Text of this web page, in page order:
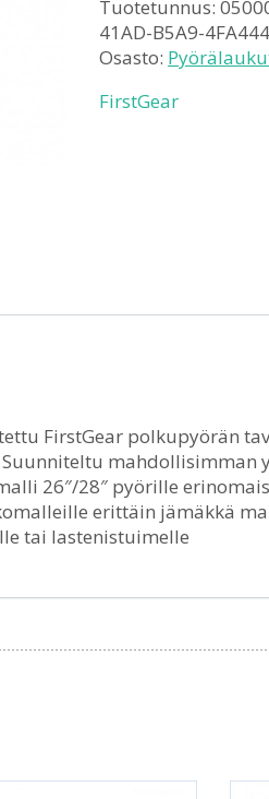
Tuotetunnus:
41AD-B5A9-
Osasto:
FirstGear
FirstGear polkupyörän
mahdollisimman
26″/28″ pyörille
erittäin jämäkkä
tai lastenistuimelle